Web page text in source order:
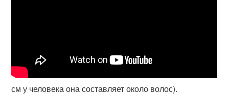
см у человека она составляет около волос).